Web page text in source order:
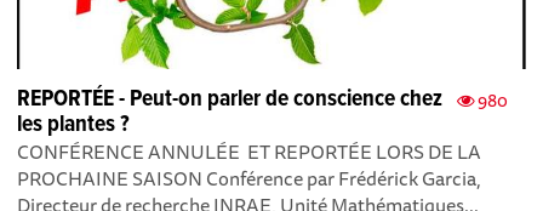
980
REPORTÉE - Peut-on parler de conscience chez
les plantes ?
CONFÉRENCE ANNULÉE ET REPORTÉE LORS DE LA
PROCHAINE SAISON Conférence par Frédérick Garcia,